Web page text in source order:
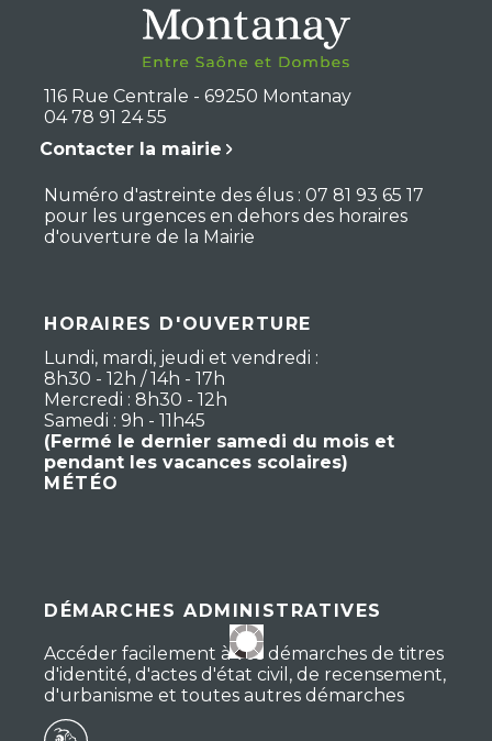
116 Rue Centrale - 69250 Montanay
04 78 91 24 55
Contacter la mairie
Numéro d'astreinte des élus : 07 81 93 65 17
pour les urgences en dehors des horaires
d'ouverture de la Mairie
HORAIRES D'OUVERTURE
Lundi, mardi, jeudi et vendredi :
8h30 - 12h / 14h - 17h
Mercredi : 8h30 - 12h
Samedi : 9h - 11h45
(Fermé le dernier samedi du mois et
pendant les vacances scolaires)
MÉTÉO
DÉMARCHES ADMINISTRATIVES
Accéder facilement à vos démarches de titres
d'identité, d'actes d'état civil, de recensement,
d'urbanisme et toutes autres démarches